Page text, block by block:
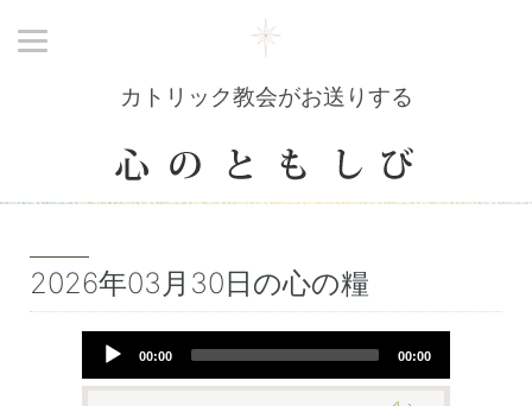
カトリック教会がお送りする
2026年03月30日の心の糧
Audio
00:00 00:00